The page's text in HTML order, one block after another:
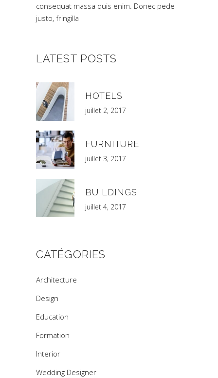
consequat massa quis enim. Donec pede
justo, fringilla
LATEST POSTS
HOTELS
juillet 2, 2017
FURNITURE
juillet 3, 2017
BUILDINGS
juillet 4, 2017
CATÉGORIES
Architecture
Design
Education
Formation
Interior
Wedding Designer